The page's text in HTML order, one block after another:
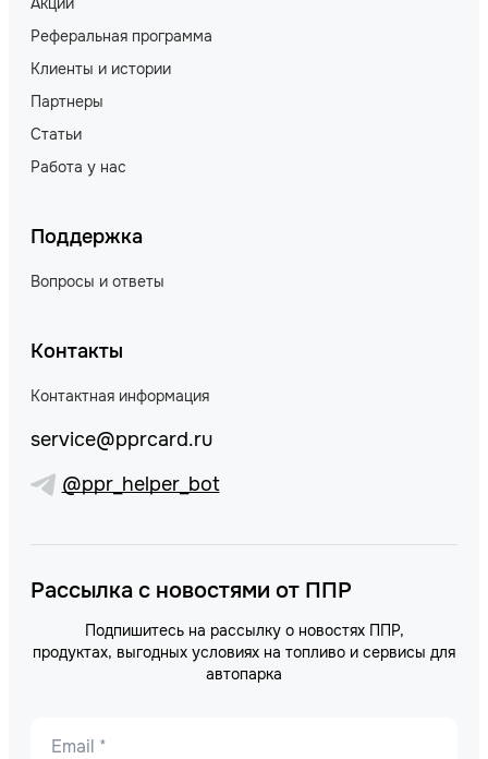
Реферальная программа
Клиенты и истории
Партнеры
Статьи
Работа у нас
Поддержка
Вопросы и ответы
Контакты
Контактная информация
service@pprcard.ru
@ppr_helper_bot
Рассылка с новостями от ППР
Подпишитесь на рассылку о новостях ППР,
продуктах, выгодных условиях на топливо и сервисы для
автопарка
Email *